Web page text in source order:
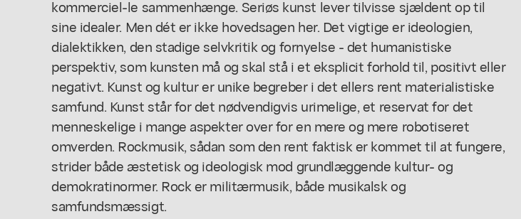
kommerciel-le sammenhænge. Seriøs kunst lever tilvisse sjældent op til
sine idealer. Men dét er ikke hovedsagen her. Det vigtige er ideologien,
dialektikken, den stadige selvkritik og fornyelse - det humanistiske
perspektiv, som kunsten må og skal stå i et eksplicit forhold til, positivt eller
negativt. Kunst og kultur er unike begreber i det ellers rent materialistiske
samfund. Kunst står for det nødvendigvis urimelige, et reservat for det
menneskelige i mange aspekter over for en mere og mere robotiseret
omverden. Rockmusik, sådan som den rent faktisk er kommet til at fungere,
strider både æstetisk og ideologisk mod grundlæggende kultur- og
demokratinormer. Rock er militærmusik, både musikalsk og
samfundsmæssigt.